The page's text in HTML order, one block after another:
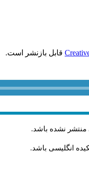
قابل بازنشر است.
منتشر نشده باشد.
انگلیسی باشد.